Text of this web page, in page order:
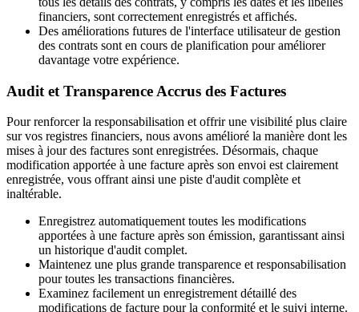
financiers, sont correctement enregistrés et affichés.
Des améliorations futures de l'interface utilisateur de gestion
des contrats sont en cours de planification pour améliorer
davantage votre expérience.
Audit et Transparence Accrus des Factures
Pour renforcer la responsabilisation et offrir une visibilité plus claire
sur vos registres financiers, nous avons amélioré la manière dont les
mises à jour des factures sont enregistrées. Désormais, chaque
modification apportée à une facture après son envoi est clairement
enregistrée, vous offrant ainsi une piste d'audit complète et
inaltérable.
Enregistrez automatiquement toutes les modifications
apportées à une facture après son émission, garantissant ainsi
un historique d'audit complet.
Maintenez une plus grande transparence et responsabilisation
pour toutes les transactions financières.
Examinez facilement un enregistrement détaillé des
modifications de facture pour la conformité et le suivi interne.